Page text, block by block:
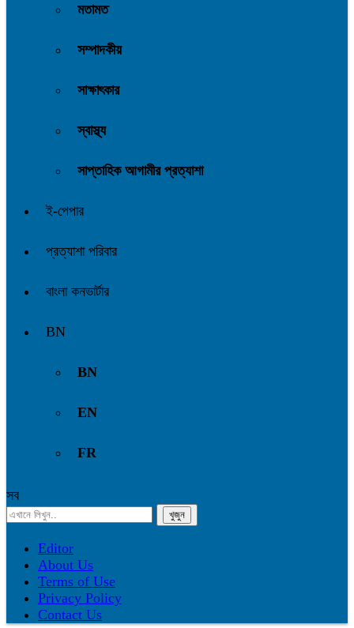
মতামত
সম্পাদকীয়
সাক্ষাৎকার
স্বাস্থ্য
সাপ্তাহিক আগামীর প্রত্যাশা
ই-পেপার
প্রত্যাশা পরিবার
বাংলা কনভার্টার
BN
BN
EN
FR
সব
Editor
About Us
Terms of Use
Privacy Policy
Contact Us